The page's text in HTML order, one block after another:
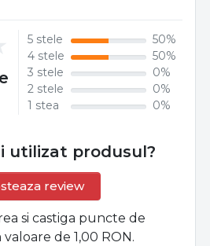
5 stele
50%
4 stele
50%
3 stele
0%
2 stele
0%
1 stea
0%
utilizat produsul?
review
si castiga puncte de
valoare de 1,00 RON.